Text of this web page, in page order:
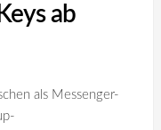
ab
als Messenger-